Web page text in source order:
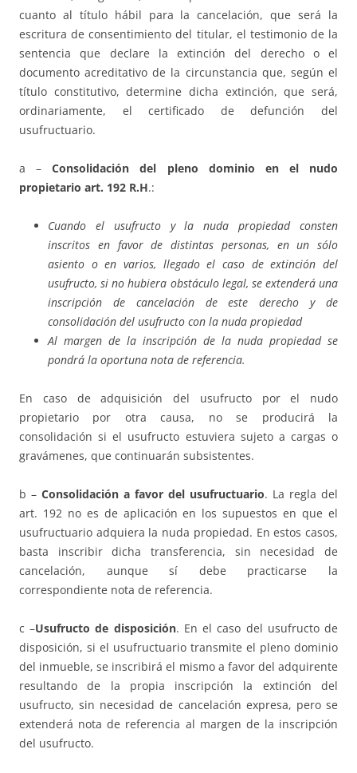
cuanto al título hábil para la cancelación, que será la
escritura de consentimiento del titular, el testimonio de la
sentencia que declare la extinción del derecho o el
documento acreditativo de la circunstancia que, según el
título constitutivo, determine dicha extinción, que será,
ordinariamente, el certificado de defunción del
usufructuario.
a –Consolidación del pleno dominio en el nudo
propietario art. 192 R.H.:
Cuando el usufructo y la nuda propiedad consten
inscritos en favor de distintas personas, en un sólo
asiento o en varios, llegado el caso de extinción del
usufructo, si no hubiera obstáculo legal, se extenderá una
inscripción de cancelación de este derecho y de
consolidación del usufructo con la nuda propiedad
Al margen de la inscripción de la nuda propiedad se
pondrá la oportuna nota de referencia.
En caso de adquisición del usufructo por el nudo
propietario por otra causa, no se producirá la
consolidación si el usufructo estuviera sujeto a cargas o
gravámenes, que continuarán subsistentes.
b – Consolidación a favor del usufructuario. La regla del
art. 192 no es de aplicación en los supuestos en que el
usufructuario adquiera la nuda propiedad. En estos casos,
basta inscribir dicha transferencia, sin necesidad de
cancelación, aunque sí debe practicarse la
correspondiente nota de referencia.
c –Usufructo de disposición. En el caso del usufructo de
disposición, si el usufructuario transmite el pleno dominio
del inmueble, se inscribirá el mismo a favor del adquirente
resultando de la propia inscripción la extinción del
usufructo, sin necesidad de cancelación expresa, pero se
extenderá nota de referencia al margen de la inscripción
del usufructo.